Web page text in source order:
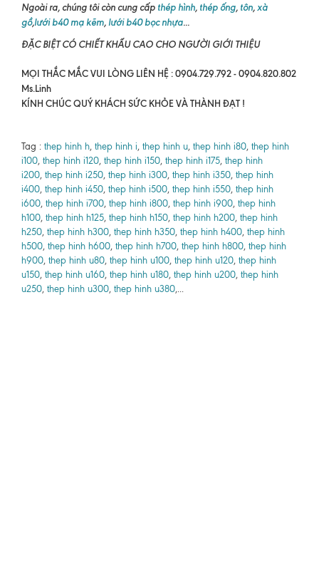
Ngoài ra, chúng tôi còn cung cấp thép hình, thép ống, tôn, xà
gồ,lưới b40 mạ kẽm, lưới b40 bọc nhựa...
ĐẶC BIỆT CÓ CHIẾT KHẤU CAO CHO NGƯỜI GIỚI THIỆU
MỌI THẮC MẮC VUI LÒNG LIÊN HỆ : 0904.729.792 - 0904.820.802
Ms.Linh
KÍNH CHÚC QUÝ KHÁCH SỨC KHỎE VÀ THÀNH ĐẠT !
Tag : thep hinh h, thep hinh i, thep hinh u, thep hinh i80, thep hinh
i100, thep hinh i120, thep hinh i150, thep hinh i175, thep hinh
i200, thep hinh i250, thep hinh i300, thep hinh i350, thep hinh
i400, thep hinh i450, thep hinh i500, thep hinh i550, thep hinh
i600, thep hinh i700, thep hinh i800, thep hinh i900, thep hinh
h100, thep hinh h125, thep hinh h150, thep hinh h200, thep hinh
h250, thep hinh h300, thep hinh h350, thep hinh h400, thep hinh
h500, thep hinh h600, thep hinh h700, thep hinh h800, thep hinh
h900, thep hinh u80, thep hinh u100, thep hinh u120, thep hinh
u150, thep hinh u160, thep hinh u180, thep hinh u200, thep hinh
u250, thep hinh u300, thep hinh u380,...